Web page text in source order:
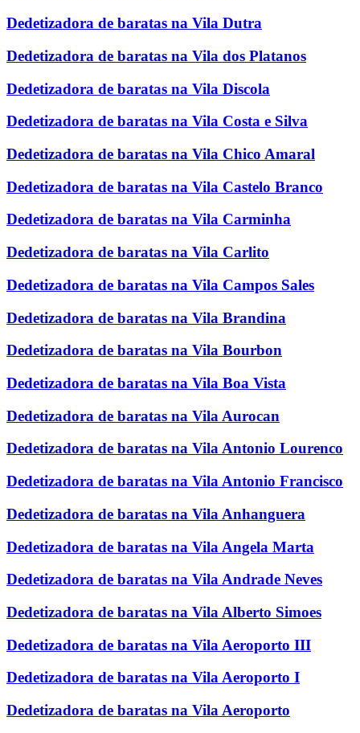
Dedetizadora de baratas na Vila Dutra
Dedetizadora de baratas na Vila dos Platanos
Dedetizadora de baratas na Vila Discola
Dedetizadora de baratas na Vila Costa e Silva
Dedetizadora de baratas na Vila Chico Amaral
Dedetizadora de baratas na Vila Castelo Branco
Dedetizadora de baratas na Vila Carminha
Dedetizadora de baratas na Vila Carlito
Dedetizadora de baratas na Vila Campos Sales
Dedetizadora de baratas na Vila Brandina
Dedetizadora de baratas na Vila Bourbon
Dedetizadora de baratas na Vila Boa Vista
Dedetizadora de baratas na Vila Aurocan
Dedetizadora de baratas na Vila Antonio Lourenco
Dedetizadora de baratas na Vila Antonio Francisco
Dedetizadora de baratas na Vila Anhanguera
Dedetizadora de baratas na Vila Angela Marta
Dedetizadora de baratas na Vila Andrade Neves
Dedetizadora de baratas na Vila Alberto Simoes
Dedetizadora de baratas na Vila Aeroporto III
Dedetizadora de baratas na Vila Aeroporto I
Dedetizadora de baratas na Vila Aeroporto